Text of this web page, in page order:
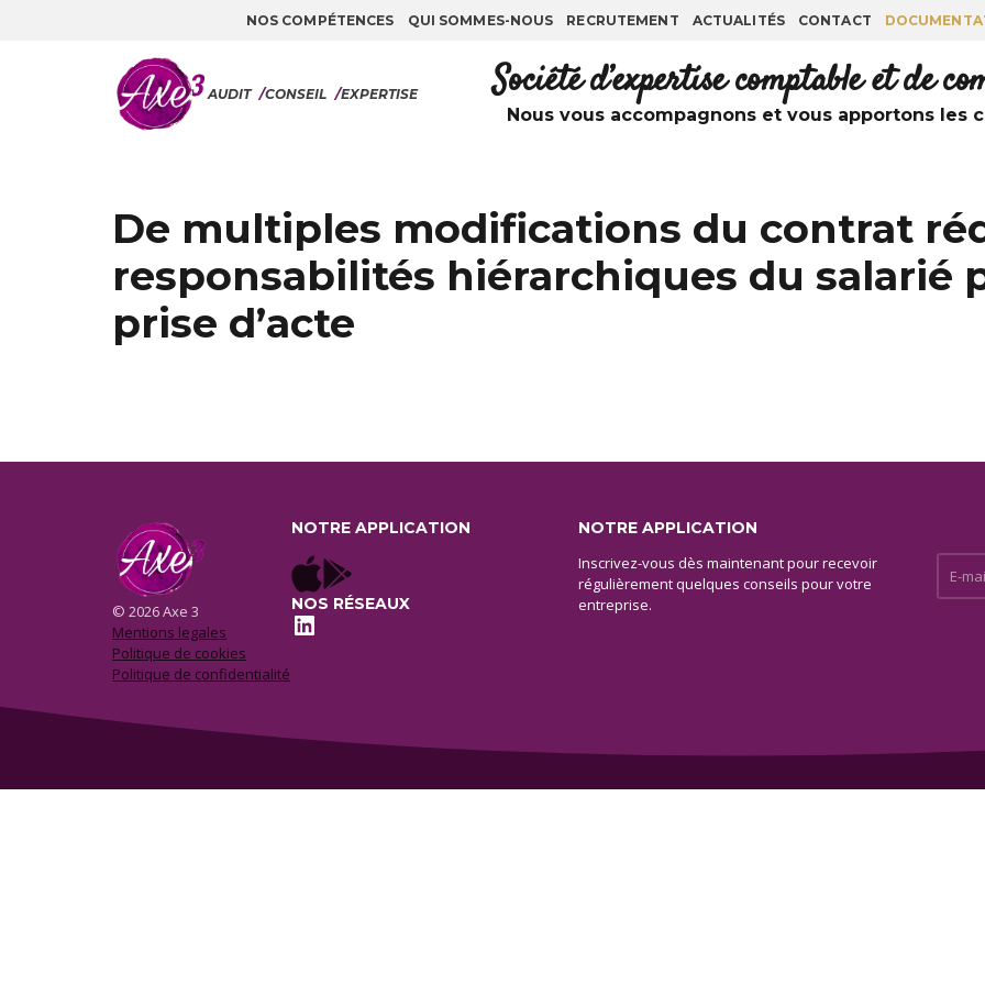
NOS COMPÉTENCES QUI SOMMES-NOUS RECRUTEMENT ACTUALITÉS CONTACT
AUDIT /CONSEIL /EXPERTISE Société d’expertise comptable et de
Nous vous accompagnons et vous apportons les
De multiples modifications du contrat
responsabilités hiérarchiques du salarié
prise d’acte
© 2026 Axe 3
Mentions legales
Politique de cookies
Politique de confidentialité
NOTRE APPLICATION
NOS RÉSEAUX
LinkedIn
NOTRE APPLICATION
Inscrivez-vous dès maintenant pour recevoir
régulièrement quelques conseils pour votre
entreprise.